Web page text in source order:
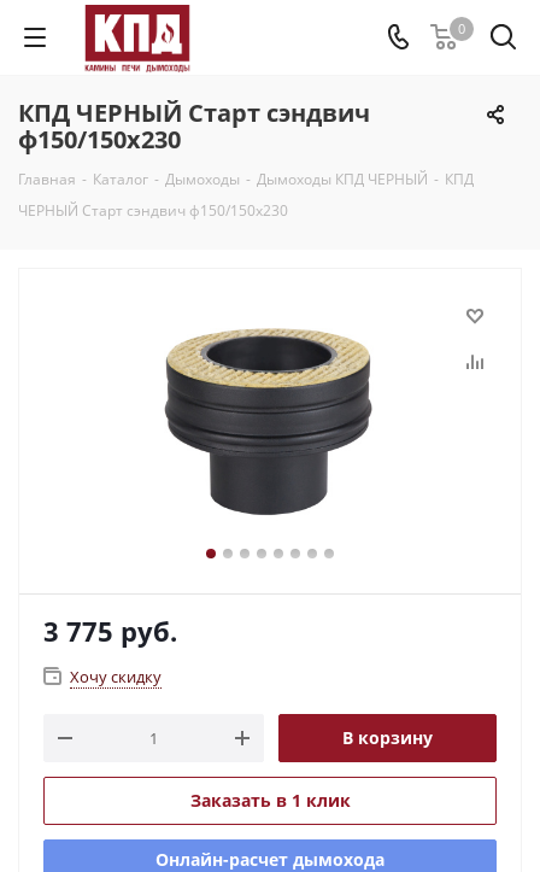
0
КПД ЧЕРНЫЙ Старт сэндвич
ф150/150х230
Главная - Каталог - Дымоходы - Дымоходы КПД ЧЕРНЫЙ - КПД
ЧЕРНЫЙ Старт сэндвич ф150/150х230
3 775 руб.
Хочу скидку
В корзину
Заказать в 1 клик
Онлайн-расчет дымохода